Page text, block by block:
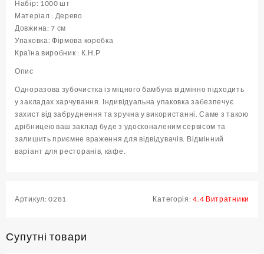
1000
шт
)
кількість
Набір: 1000 шт
Матеріал : Дерево
Довжина: 7 см
Упаковка: Фірмова коробка
Країна виробник : К.Н.Р
Опис
Одноразова зубочистка із міцного бамбука відмінно підходить
у закладах харчування. Індивідуальна упаковка забезпечує
захист від забруднення та зручна у використанні. Саме з такою
дрібницею ваш заклад буде з удосконаленим сервісом та
залишить приємне враження для відвідувачів. Відмінний
варіант для ресторанів, кафе.
Артикул:0281 Категорія:4.4 Витратники
Супутні товари